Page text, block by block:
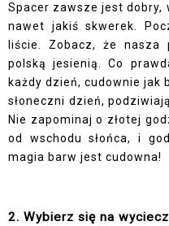
Spacer zawsze jest dobry,
nawet jakiś skwerek.
liście. Zobacz, że nasza
polską jesienią. Co
każdy dzień, cudownie jak
słoneczni dzień,
Nie zapominaj o złotej
od wschodu słońca, i
magia barw jest cudowna!
2. Wybierz się na